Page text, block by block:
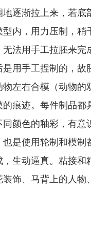
逐渐拉上来，若
内，用力压制，
无法用手工拉胚来
用手工捏制的，
物左右合模（动物
痕迹。每件制品
同颜色的釉彩，有
是使用轮制和模
，生动逼真。粘接
饰、马背上的人